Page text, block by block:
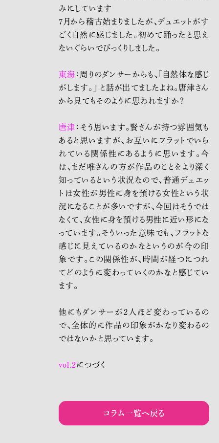
みにしています
7月から稽古始まりましたが、デュエットがす
ごく自然に感じました。初めて踊ったと思え
ないぐらいでびっくりしました。
東海 ：周りのダンサーからも、「自然体な感じ
がします。」 と話が出てましたよね。唐津さん
から見てもそのように思われますか？
唐津 ：そう思います。賢さんが持つ雰囲気も
あると思いますが、お互いにフラットでいら
れている関係性にあるように思います。今
は、まだ唯さんの方が作品のことをより深く
知っているという状況なので、普通デュエッ
トは女性が男性に身を預ける女性という状
況になることが多いですが、今回はそうでは
なくて、女性に身を預ける男性に近い形にな
っています。そういった意味でも、フラットな
感じに見えているのかなというのが今の印
象です。この関係性が、時間が経つにつれ
てどのように変わっていくのかなと感じてい
ます。
他にもダンサーが2人ほど変わっているの
で、全体的に作品の印象がかなり変わるの
ではないかと思っています。
vol.2につづく
コラム一覧へ戻る